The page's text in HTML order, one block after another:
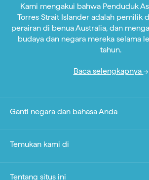
Kami mengakui bahwa Penduduk
Torres Strait Islander adalah pemilik
perairan di benua Australia, dan
budaya dan negara mereka selama
tahun.
Baca selengkapnya
Ganti negara dan bahasa Anda
Temukan kami di
Tentang situs ini